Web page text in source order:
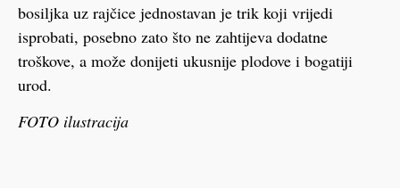
bosiljka uz rajčice jednostavan je trik koji vrijedi
isprobati, posebno zato što ne zahtijeva dodatne
troškove, a može donijeti ukusnije plodove i bogatiji
urod.
FOTO ilustracija